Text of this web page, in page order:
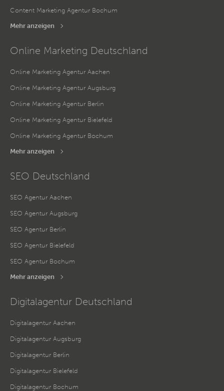
Content Marketing Agentur Bochum
Mehr anzeigen
Online Marketing Deutschland
Online Marketing Agentur Aachen
Online Marketing Agentur Augsburg
Online Marketing Agentur Berlin
Online Marketing Agentur Bielefeld
Online Marketing Agentur Bochum
Mehr anzeigen
SEO Deutschland
SEO Agentur Aachen
SEO Agentur Augsburg
SEO Agentur Berlin
SEO Agentur Bielefeld
SEO Agentur Bochum
Mehr anzeigen
Digitalagentur Deutschland
Digitalagentur Aachen
Digitalagentur Augsburg
Digitalagentur Berlin
Digitalagentur Bielefeld
Digitalagentur Bochum